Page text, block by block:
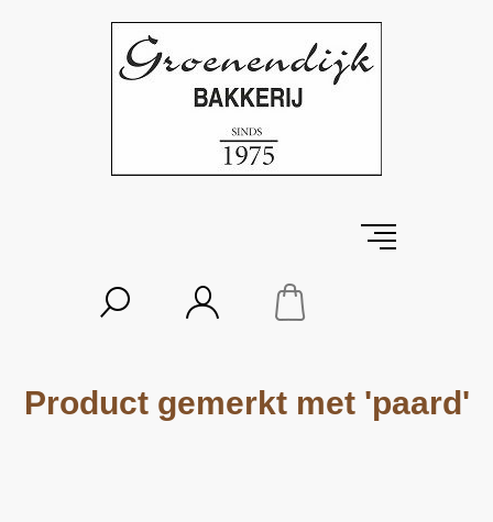
Product gemerkt met 'paard'